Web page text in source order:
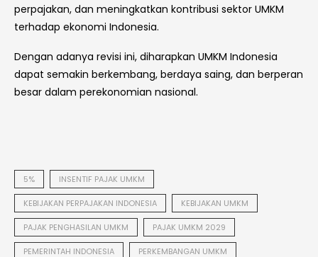
perpajakan, dan meningkatkan kontribusi sektor UMKM
terhadap ekonomi Indonesia.
Dengan adanya revisi ini, diharapkan UMKM Indonesia
dapat semakin berkembang, berdaya saing, dan berperan
besar dalam perekonomian nasional.
5% INSENTIF PAJAK UMKM
KEBIJAKAN PERPAJAKAN INDONESIA KEBIJAKAN UMKM
PAJAK PENGHASILAN UMKM PAJAK UMKM 2029
PEMERINTAH INDONESIA PERKEMBANGAN UMKM